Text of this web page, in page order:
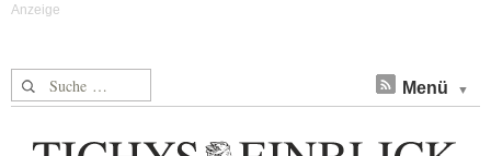
Suche nach: Menü